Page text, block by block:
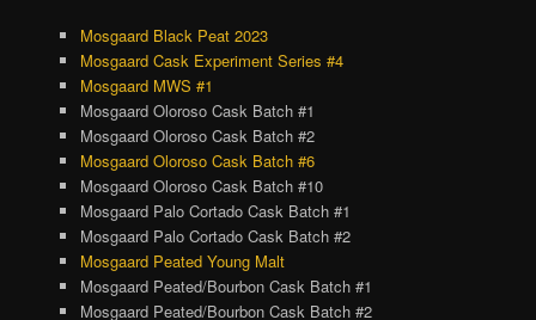
Mosgaard Black Peat 2023
Mosgaard Cask Experiment Series #4
Mosgaard MWS #1
Mosgaard Oloroso Cask Batch #1
Mosgaard Oloroso Cask Batch #2
Mosgaard Oloroso Cask Batch #6
Mosgaard Oloroso Cask Batch #10
Mosgaard Palo Cortado Cask Batch #1
Mosgaard Palo Cortado Cask Batch #2
Mosgaard Peated Young Malt
Mosgaard Peated/Bourbon Cask Batch #1
Mosgaard Peated/Bourbon Cask Batch #2